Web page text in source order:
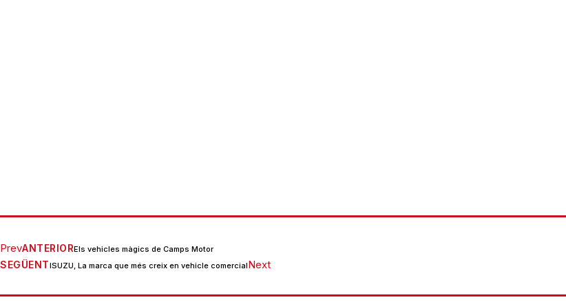
PrevANTERIOREls vehicles màgics de Camps Motor
SEGÜENTISUZU, La marca que més creix en vehicle comercialNext